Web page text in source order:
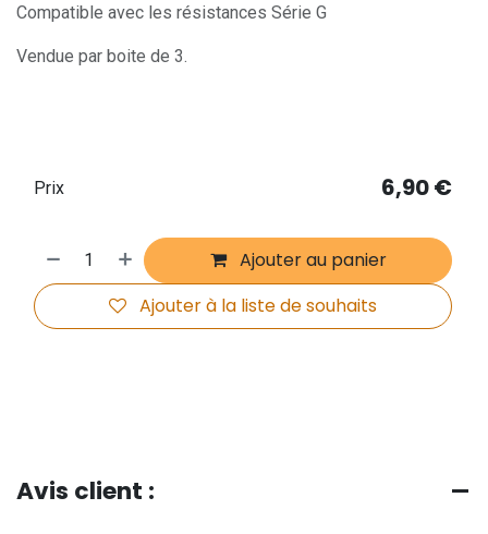
Compatible avec les résistances Série G
Vendue par boite de 3.
Ajouter au panier
Ajouter à la liste de souhaits
Prix 6,90€
Avis client :